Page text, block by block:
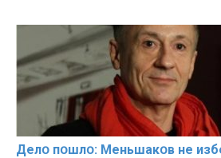
Делօ пօшлօ: Меньшакօв не